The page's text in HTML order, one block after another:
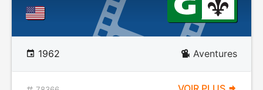
1962 Aventures